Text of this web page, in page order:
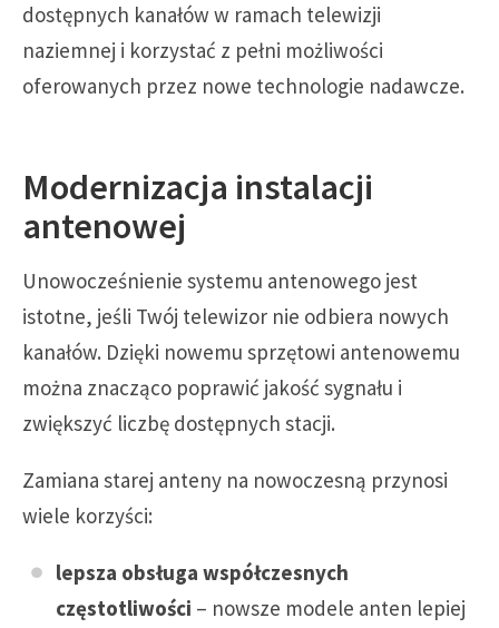
dostępnych kanałów w ramach telewizji
naziemnej i korzystać z pełni możliwości
oferowanych przez nowe technologie nadawcze.
Modernizacja instalacji
antenowej
Unowocześnienie systemu antenowego jest
istotne, jeśli Twój telewizor nie odbiera nowych
kanałów. Dzięki nowemu sprzętowi antenowemu
można znacząco poprawić jakość sygnału i
zwiększyć liczbę dostępnych stacji.
Zamiana starej anteny na nowoczesną przynosi
wiele korzyści:
lepsza obsługa współczesnych
częstotliwości – nowsze modele anten lepiej